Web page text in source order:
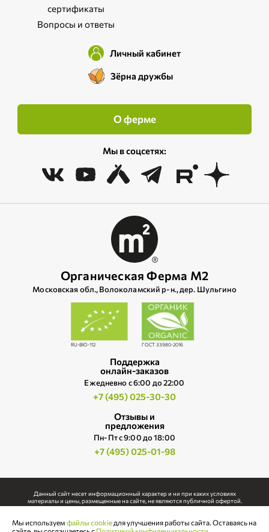
сертификаты
Вопросы и ответы
Личный кабинет
Зёрна дружбы
О ферме
Мы в соцсетях:
Органическая Ферма М2
Московская обл., Волоколамский р‑н., дер. Шульгино
RU-BIO-112 ГОСТ 33980-2016
Поддержка
онлайн-заказов
Ежедневно c 6:00 до 22:00
+7 (495) 025-30-30
Отзывы и
предложения
Пн-Пт с 9:00 до 18:00
+7 (495) 025-01-98
Данный сайт несет информационный характер и ни при каких условиях
материалы и цены, размещенные на сайте, не являются публичной офертой.
письменного согласия правообладателя.
Мы используем файлы cookie для улучшения работы сайта. Оставаясь на